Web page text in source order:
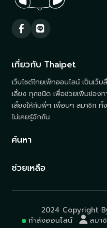
เกี่ยวกับ Thaipet
เว็บไซต์ไทยเพ็ทออนไลน์ เป็นเว็
เลี้ยง ทุกชนิด เพื่อช่วยเพิ่มช่องท
เลี้ยงให้กับพี่ๆ เพื่อนๆ สมาชิก ทั้
ไม่เคยรู้จักกัน
ค้นหา
ช่วยเหลือ
2024 Copyright
กำลังออนไลน์
สมา